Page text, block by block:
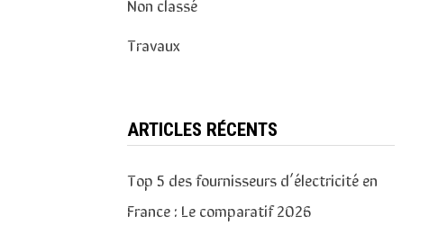
Travaux
ARTICLES RÉCENTS
Top 5 des fournisseurs d’électricité en
France : Le comparatif 2026